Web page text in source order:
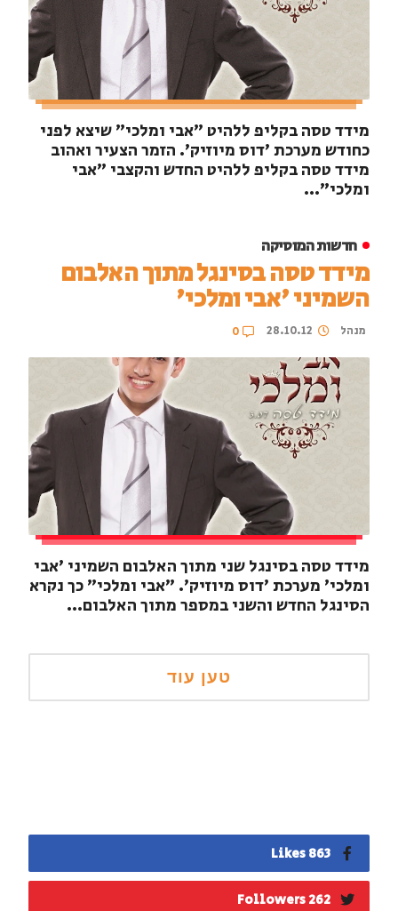
מידד טסה בקליפ ללהיט "אבי ומלכי" שיצא לפני
כחודש מערכת 'דוס מיוזיק'. הזמר הצעיר ואהוב
מידד טסה בקליפ ללהיט החדש והקצבי "אבי
ומלכי"...
חדשות המוסיקה
מידד טסה בסינגל מתוך האלבום
השמיני 'אבי ומלכי'
מנהל 28.10.12
0
מידד טסה בסינגל שני מתוך האלבום השמיני 'אבי
ומלכי' מערכת 'דוס מיוזיק'. "אבי ומלכי" כך נקרא
הסינגל החדש והשני במספר מתוך האלבום...
863 Likes
262 Followers